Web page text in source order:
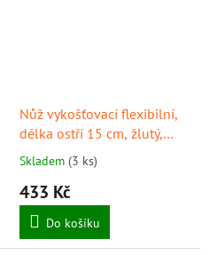
Nůž vykošťovací flexibilní,
délka ostří 15 cm, žlutý,
provedení "PrimeLine",
GIESSER
Skladem (3 ks)
433 Kč
Do košíku